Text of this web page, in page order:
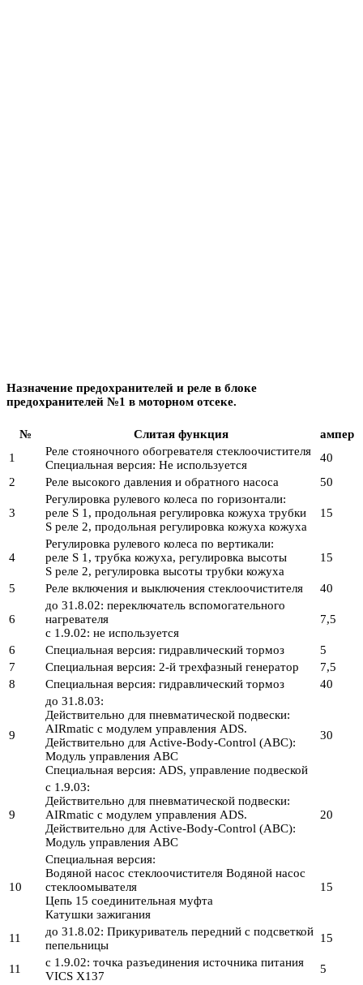
Назначение предохранителей и реле в блоке
предохранителей №1 в моторном отсеке.
№ Слитая функция
ампер
1
Реле стояночного обогревателя стеклоочистителя
Специальная версия: Не используется
40
2
Реле высокого давления и обратного насоса 50
3
Регулировка рулевого колеса по горизонтали:
реле S 1, продольная регулировка кожуха трубки
S реле 2, продольная регулировка кожуха кожуха
15
4
Регулировка рулевого колеса по вертикали:
реле S 1, трубка кожуха, регулировка высоты
S реле 2, регулировка высоты трубки кожуха
15
5 Реле включения и выключения стеклоочистителя 40
6
до 31.8.02: переключатель вспомогательного
нагревателя
с 1.9.02: не используется
7,5
6 Специальная версия: гидравлический тормоз
5
7
Специальная версия: 2-й трехфазный генератор
7,5
8
Специальная версия: гидравлический тормоз 40
9
до 31.8.03:
Действительно для пневматической подвески:
AIRmatic с модулем управления ADS.
Действительно для Active-Body-Control (ABC):
Модуль управления ABC
Специальная версия: ADS, управление подвеской
30
9
с 1.9.03:
Действительно для пневматической подвески:
AIRmatic с модулем управления ADS.
Действительно для Active-Body-Control (ABC):
Модуль управления ABC
20
10
Специальная версия:
Водяной насос стеклоочистителя Водяной насос
стеклоомывателя
Цепь 15 соединительная муфта
Катушки зажигания
15
11
до 31.8.02: Прикуриватель передний с подсветкой
пепельницы
15
11
с 1.9.02: точка разъединения источника питания
VICS X137
5